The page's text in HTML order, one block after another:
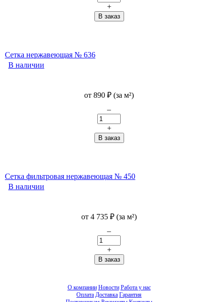
+
Сетка нержавеющая № 636
В наличии
от 890 ₽ (за м²)
–
+
Сетка фильтровая нержавеющая № 450
В наличии
от 4 735 ₽ (за м²)
–
+
О компании Новости Работа у нас
Оплата Доставка Гарантия